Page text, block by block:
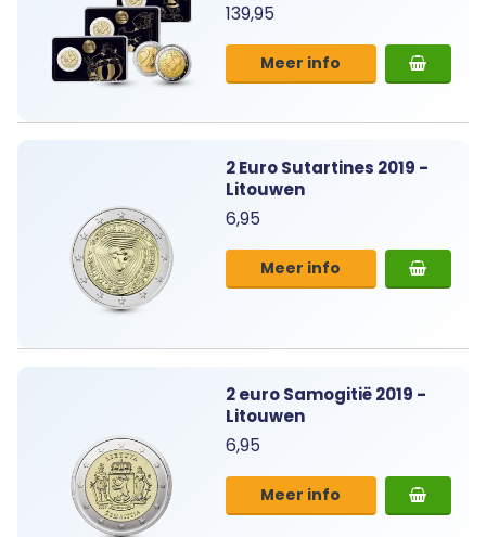
139,95
Meer info
2 Euro Sutartines 2019 -
Litouwen
6,95
Meer info
2 euro Samogitië 2019 -
Litouwen
6,95
Meer info